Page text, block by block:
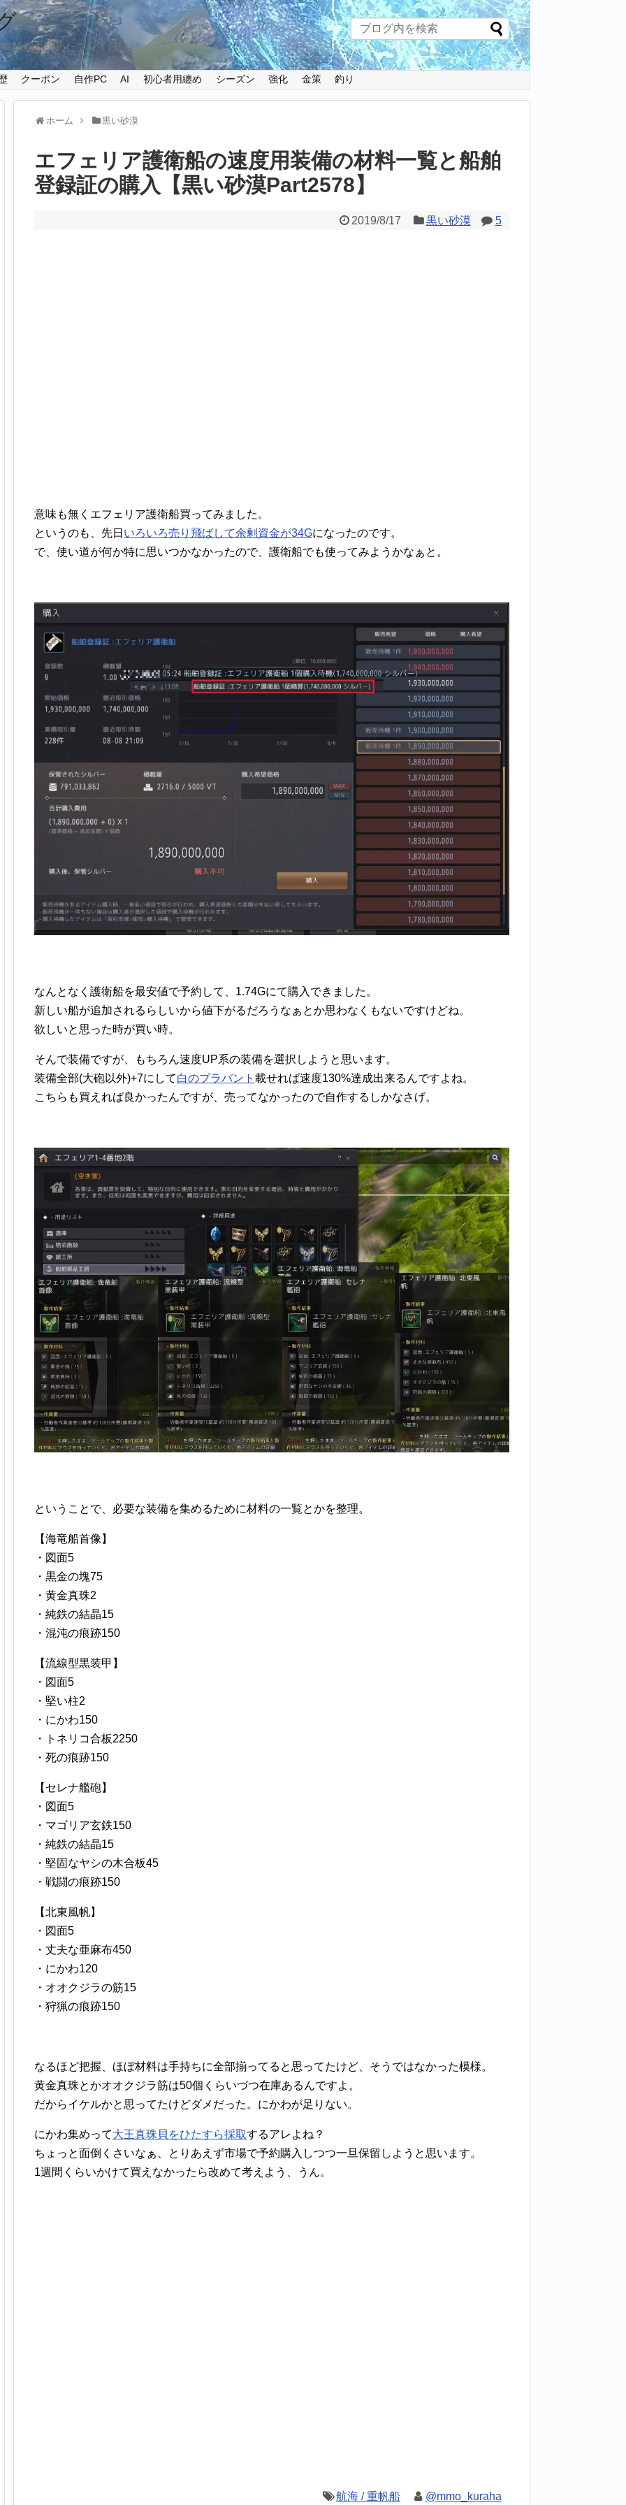
情報を纏めたプレイ日記
クーポン 自作PC AI 初心者用纏め シーズン 強化 金策 釣り
ホーム 黒い砂漠
エフェリア護衛船の速度用装備の材料一覧と船舶
登録証の購入【黒い砂漠Part2578】
2019/8/17 黒い砂漠 5
意味も無くエフェリア護衛船買ってみました。
というのも、先日 いろいろ売り飛ばして余剰資金が34Gになったのです。
で、使い道が何か特に思いつかなかったので、護衛船でも使ってみようかなぁと。
なんとなく護衛船を最安値で予約して、1.74Gにて購入できました。
新しい船が追加されるらしいから値下がるだろうなぁとか思わなくもないですけどね。
欲しいと思った時が買い時。
そんで装備ですが、もちろん速度UP系の装備を選択しようと思います。
装備全部(大砲以外)+7にして白のブラバント 載せれば速度130%達成出来るんですよね。
こちらも買えれば良かったんですが、売ってなかったので自作するしかなさげ。
ということで、必要な装備を集めるために材料の一覧とかを整理。
【海竜船首像】
・図面5
・黒金の塊75
・黄金真珠2
・純鉄の結晶15
・混沌の痕跡150
【流線型黒装甲】
・図面5
・堅い柱2
・にかわ150
・トネリコ合板2250
・死の痕跡150
【セレナ艦砲】
・図面5
・マゴリア玄鉄150
・純鉄の結晶15
・堅固なヤシの木合板45
・戦闘の痕跡150
【北東風帆】
・図面5
・丈夫な亜麻布450
・にかわ120
・オオクジラの筋15
・狩猟の痕跡150
なるほど把握、ほぼ材料は手持ちに全部揃ってると思ってたけど、そうではなかった模様。
黄金真珠とかオオクジラ筋は50個くらいづつ在庫あるんですよ。
だからイケルかと思ってたけどダメだった。にかわが足りない。
にかわ集めって大王真珠貝をひたすら採取するアレよね？
ちょっと面倒くさいなぁ、とりあえず市場で予約購入しつつ一旦保留しようと思います。
1週間くらいかけて買えなかったら改めて考えよう、うん。
航海 / 重帆船 @mmo_kuraha